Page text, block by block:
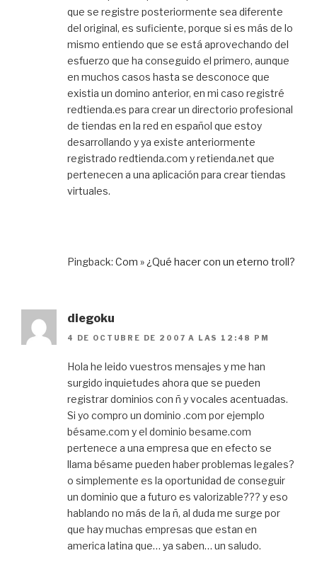
que se registre posteriormente sea diferente
del original, es suficiente, porque si es más de lo
mismo entiendo que se está aprovechando del
esfuerzo que ha conseguido el primero, aunque
en muchos casos hasta se desconoce que
existia un domino anterior, en mi caso registré
redtienda.es para crear un directorio profesional
de tiendas en la red en español que estoy
desarrollando y ya existe anteriormente
registrado redtienda.com y retienda.net que
pertenecen a una aplicación para crear tiendas
virtuales.
Pingback: Com » ¿Qué hacer con un eterno troll?
diegoku
4 DE OCTUBRE DE 2007 A LAS 12:48 PM
Hola he leido vuestros mensajes y me han
surgido inquietudes ahora que se pueden
registrar dominios con ñ y vocales acentuadas.
Si yo compro un dominio .com por ejemplo
bésame.com y el dominio besame.com
pertenece a una empresa que en efecto se
llama bésame pueden haber problemas legales?
o simplemente es la oportunidad de conseguir
un dominio que a futuro es valorizable??? y eso
hablando no más de la ñ, al duda me surge por
que hay muchas empresas que estan en
america latina que… ya saben… un saludo.